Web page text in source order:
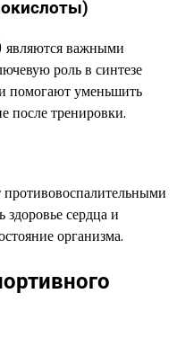
важными
роль в синтезе
помогают уменьшить
после тренировки.
сердца и
организма.